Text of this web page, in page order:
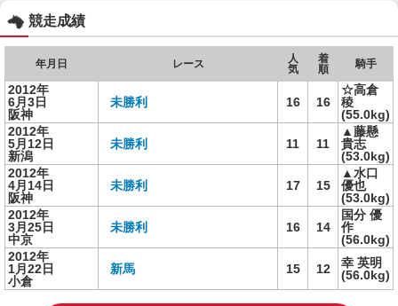
競走成績
年月日 レース
人
気
着
順
騎手
2012年
6月3日
阪神
未勝利 16 16
☆高倉
稜
(55.0kg)
2012年
5月12日
新潟
未勝利 11 11
▲藤懸
貴志
(53.0kg)
2012年
4月14日
阪神
未勝利 17 15
▲水口
優也
(53.0kg)
2012年
3月25日
中京
未勝利 16 14
国分 優
作
(56.0kg)
2012年
1月22日
小倉
新馬 15 12
幸 英明
(56.0kg)